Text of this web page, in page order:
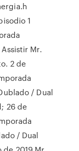
1
Mr.
2 de
/ Dual
26 de
/ Dual